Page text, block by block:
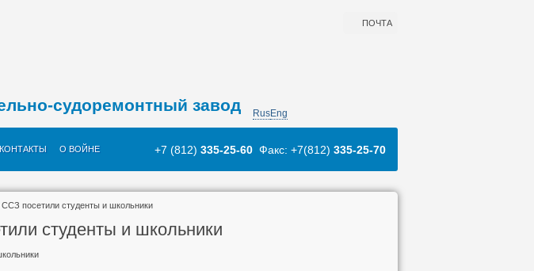
ПОЧТА
судоремонтный завод RusEng
КОНТАКТЫ О ВОЙНЕ +7 (812) 335-25-60 Факс: +7(812) 335-25-70
посетили студенты и школьники
студенты и школьники